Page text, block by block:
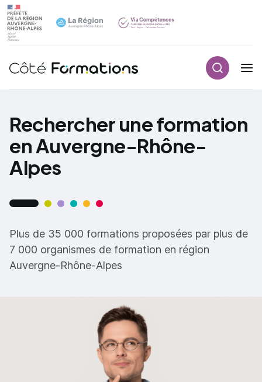
Navigation principale
Rechercher une formation
en Auvergne-Rhône-
Alpes
Plus de 35 000 formations proposées par plus de
7 000 organismes de formation en région
Auvergne-Rhône-Alpes